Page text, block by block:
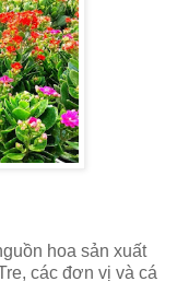
hoa sản xuất
các đơn vị và cá